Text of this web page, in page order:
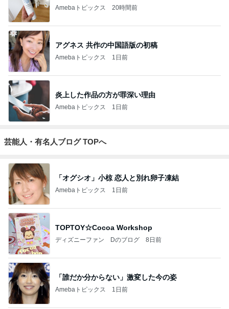
Amebaトピックス 20時間前
アグネス 共作の中国語版の初稿
Amebaトピックス 1日前
炎上した作品の方が罪深い理由
Amebaトピックス 1日前
芸能人・有名人ブログ TOPへ
「オグシオ」小椋 恋人と別れ卵子凍結
Amebaトピックス 1日前
TOPTOY☆Cocoa Workshop
ディズニーファン Dのブログ 8日前
「誰だか分からない」激変した今の姿
Amebaトピックス 1日前